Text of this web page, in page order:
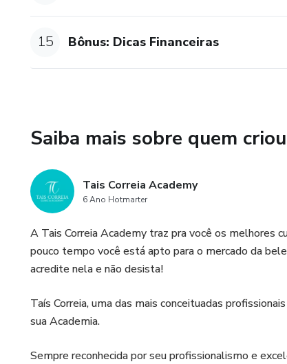
15 Bônus: Dicas Financeiras
Saiba mais sobre quem
Tais Correia Academy
6 Ano Hotmarter
A Tais Correia Academy traz pra você os melhores
pouco tempo você está apto para o mercado da
acredite nela e não desista!
Taís Correia, uma das mais conceituadas
sua Academia.
Sempre reconhecida por seu profissionalismo e